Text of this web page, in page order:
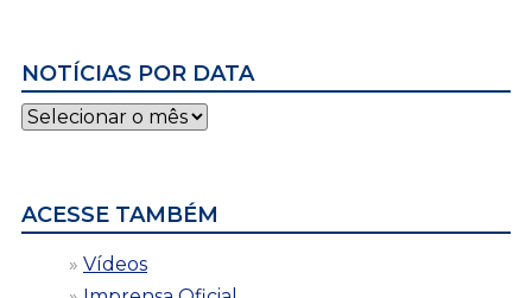
NOTÍCIAS POR DATA
Notícias
por
ACESSE TAMBÉM
Vídeos